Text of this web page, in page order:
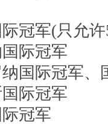
冠军(只允
际冠军
国际冠军、
际冠军
冠军